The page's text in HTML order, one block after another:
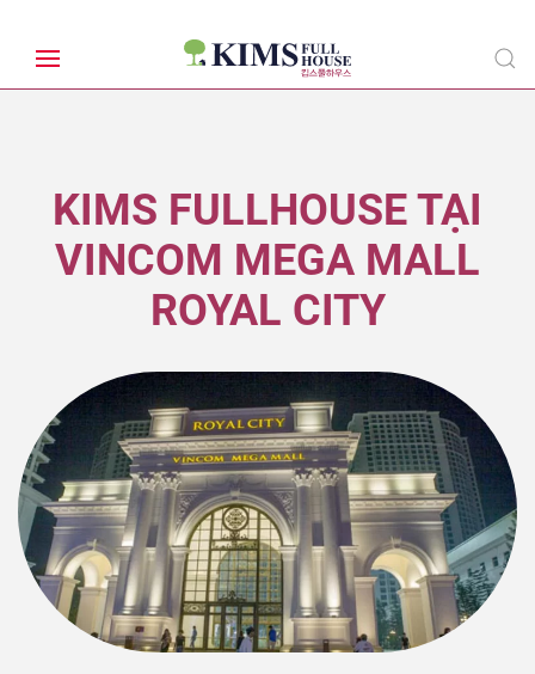
KIMS FULLHOUSE TẠI
VINCOM MEGA MALL
ROYAL CITY